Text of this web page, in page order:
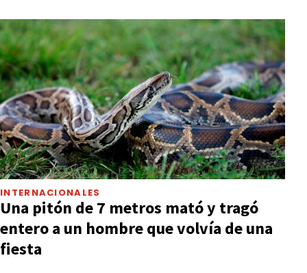
INTERNACIONALES
Una pitón de 7 metros mató y tragó
entero a un hombre que volvía de una
fiesta